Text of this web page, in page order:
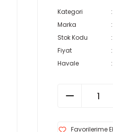
Kategori
Marka
Stok Kodu
Fiyat
Havale